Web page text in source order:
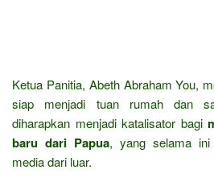
Ketua Panitia, Abeth Abraham You,
siap menjadi tuan rumah dan
diharapkan menjadi katalisator bagi
baru dari Papua, yang selama ini
media dari luar.